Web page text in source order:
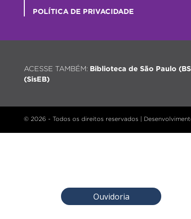
POLÍTICA DE PRIVACIDADE
ACESSE TAMBÉM: Biblioteca de São Paulo
(SisEB)
© 2026 - Todos os direitos reservados |
Ouvidoria